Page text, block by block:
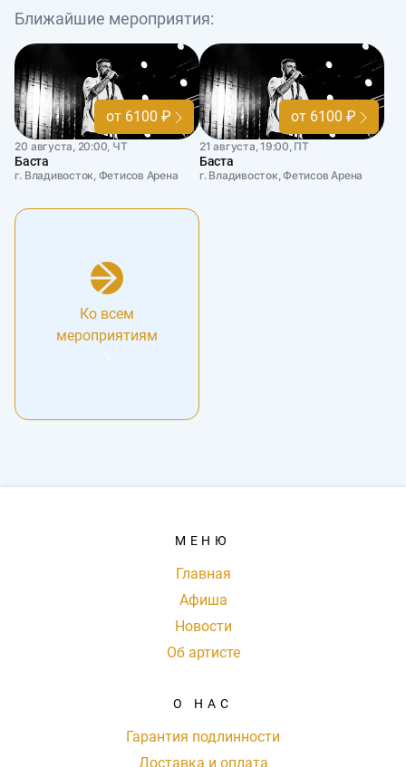
Ближайшие мероприятия:
от 6100 ₽
20 августа, 20:00, ЧТ
Баста
г. Владивосток, Фетисов Арена
от 6100 ₽
21 августа, 19:00, ПТ
Баста
г. Владивосток, Фетисов Арена
Ко всем
мероприятиям
МЕНЮ
Главная
Афиша
Новости
Об артисте
О НАС
Гарантия подлинности
Доставка и оплата